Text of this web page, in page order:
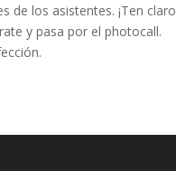
de los asistentes. ¡Ten claro
y pasa por el photocall.